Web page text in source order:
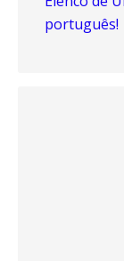
português!